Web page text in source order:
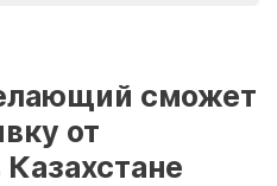
сможет
от